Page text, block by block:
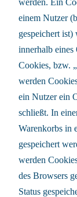
werden. Ein
einem Nutzer
gespeichert ist)
innerhalb eines
Cookies, bzw.
werden
ein Nutzer ein
schließt. In
Warenkorbs in
gespeichert
werden
des Browsers
Status